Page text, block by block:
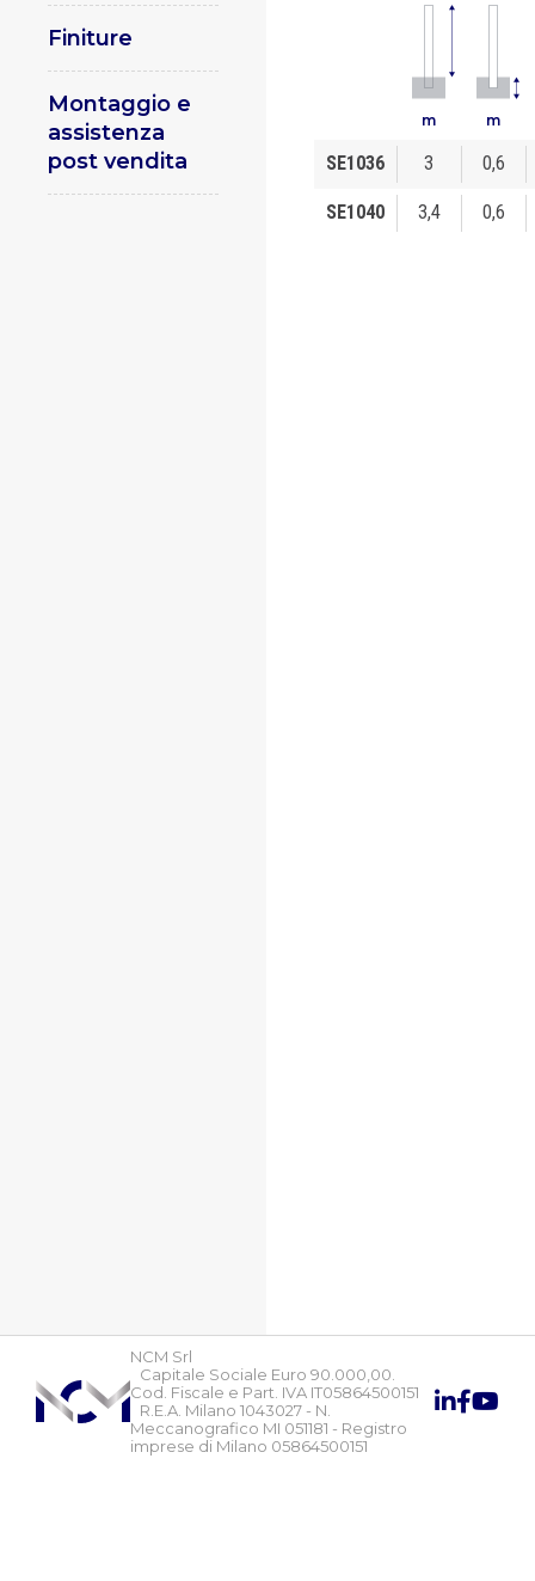
Finiture
Montaggio e
assistenza
post vendita
m m
SE1036 3 0,6
SE1040 3,4 0,6
NCM Srl
Capitale Sociale Euro 90.000,00.
Cod. Fiscale e Part. IVA IT05864500151
R.E.A. Milano 1043027 - N.
Meccanografico MI 051181 - Registro
imprese di Milano 05864500151